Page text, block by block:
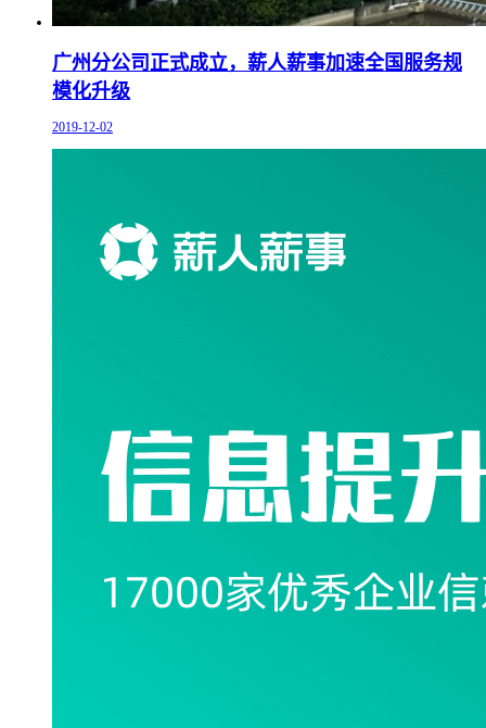
广州分公司正式成立，薪人薪事加速全国服务规
模化升级
2019-12-02